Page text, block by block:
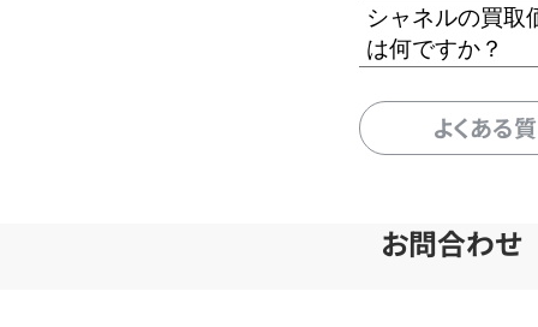
シャネルの買取
は何ですか？
よくある
お問合わせ